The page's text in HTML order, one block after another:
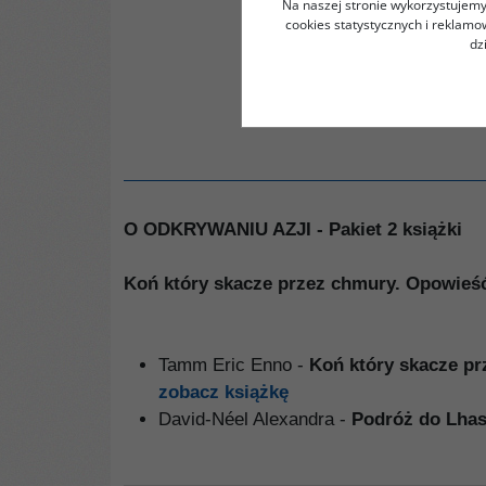
O ODKRYWANIU AZJI - Pakiet 2 książki
Koń który skacze przez chmury.
Tamm Eric Enno - Koń który skacze
zobacz książkę
David-Néel Alexandra - Podróż do
Na naszej stronie
cookies statystycznych i